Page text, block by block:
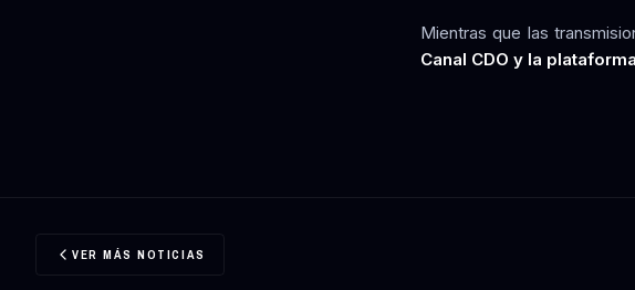
Mientras que las
Canal CDO y la
VER MÁS NOTICIAS